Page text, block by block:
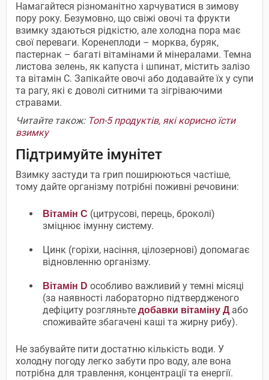
Намагайтеся різноманітно харчуватися в зимову
пору року. Безумовно, що свіжі овочі та фрукти
взимку здаються рідкістю, але холодна пора має
свої переваги. Коренеплоди – морква, буряк,
пастернак – багаті вітамінами й мінералами. Темна
листова зелень, як капуста і шпинат, містить залізо
та вітамін С. Запікайте овочі або додавайте їх у супи
та рагу, які є доволі ситними та зігріваючими
стравами.
Читайте також: Топ-5 продуктів, які корисно їсти
взимку
Підтримуйте імунітет
Взимку застуди та грип поширюються частіше,
тому дайте організму потрібні поживні речовини:
Вітамін С (цитрусові, перець, броколі)
зміцнює імунну систему.
Цинк (горіхи, насіння, цілозернові) допомагає
відновленню організму.
Вітамін D особливо важливий у темні місяці
(за наявності лабораторно підтвердженого
дефіциту розгляньте добавки вітаміну Дабо
споживайте збагачені каші та жирну рибу).
Не забувайте пити достатню кількість води. У
холодну погоду легко забути про воду, але вона
потрібна для травлення, концентрації та енергії.